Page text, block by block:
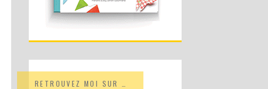
RETROUVEZ MOI SUR …